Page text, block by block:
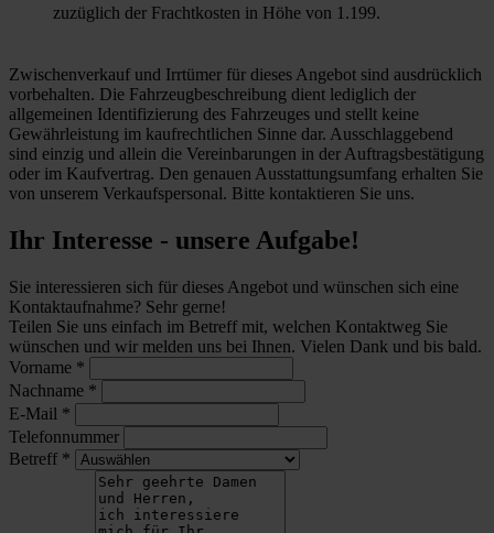
zuzüglich der Frachtkosten in Höhe von 1.199.
Zwischenverkauf und Irrtümer für dieses Angebot sind ausdrücklich
vorbehalten. Die Fahrzeugbeschreibung dient lediglich der
allgemeinen Identifizierung des Fahrzeuges und stellt keine
Gewährleistung im kaufrechtlichen Sinne dar. Ausschlaggebend
sind einzig und allein die Vereinbarungen in der Auftragsbestätigung
oder im Kaufvertrag. Den genauen Ausstattungsumfang erhalten Sie
von unserem Verkaufspersonal. Bitte kontaktieren Sie uns.
Ihr Interesse - unsere Aufgabe!
Sie interessieren sich für dieses Angebot und wünschen sich eine
Kontaktaufnahme? Sehr gerne!
Teilen Sie uns einfach im Betreff mit, welchen Kontaktweg Sie
wünschen und wir melden uns bei Ihnen. Vielen Dank und bis bald.
Vorname *
Nachname *
E-Mail *
Telefonnummer
Betreff *